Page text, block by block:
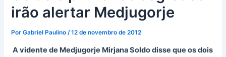
irão alertar Medjugorje
PorGabriel Paulino/12 de novembro de 2012
A vidente de Medjugorje Mirjana Soldo disse que os dois